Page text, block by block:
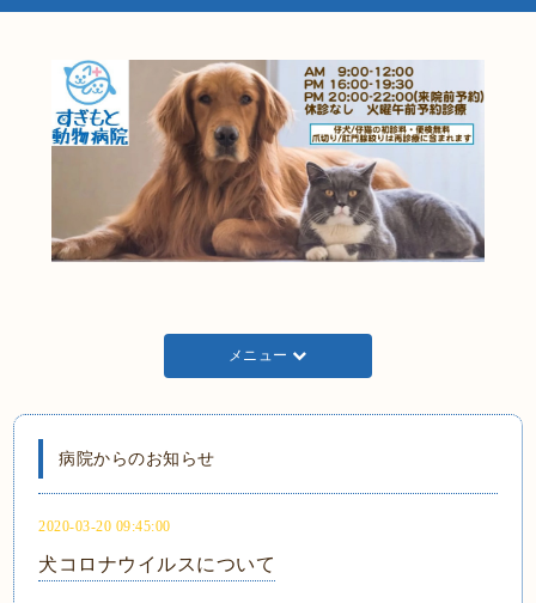
メニュー
病院からのお知らせ
2020-03-20 09:45:00
犬コロナウイルスについて